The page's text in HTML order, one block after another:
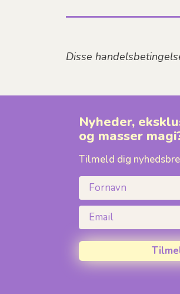
Disse
Nyheder,
og masser
Tilmeld dig
Fornavn
Email